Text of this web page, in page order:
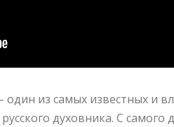
один из самых известных и
духовника. С